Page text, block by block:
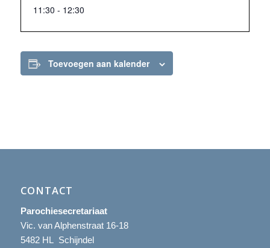
11:30 - 12:30
Toevoegen aan kalender
CONTACT
Parochiesecretariaat
Vic. van Alphenstraat 16-18
5482 HL Schijndel